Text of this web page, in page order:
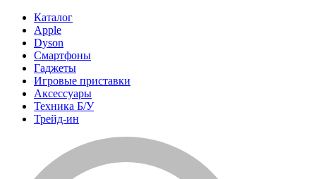
Каталог
Apple
Dyson
Смартфоны
Гаджеты
Игровые приставки
Аксессуары
Техника Б/У
Трейд-ин